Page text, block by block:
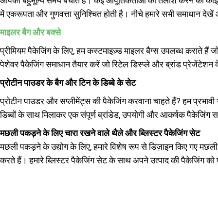
में एकरूपता और गुणवत्ता सुनिश्चित होती है। नीचे हमारे सभी समाधान
माइलर बैग और बक्से
प्रीमियम पैकेजिंग के लिए, हम कस्टमाइज़्ड माइलर बैग्स उपलब्ध कराते हैं
पेशेवर पैकेजिंग समाधान तैयार करें जो रिटेल डिस्प्ले और ब्रांड प्रेजेंटेशन
प्रोटीन पाउडर के बैग और टिन के डिब्बे के सेट
प्रोटीन पाउडर और सप्लीमेंट्स की पैकेजिंग करवाना चाहते हैं? हम
डिब्बों के साथ मिलाकर एक संपूर्ण ब्रांडेड, उपयोगी और आकर्षक पैकेजिंग
मछली पकड़ने के लिए चारा रखने वाले थैले और ब्लिस्टर पैकेजिंग सेट
मछली पकड़ने के उद्योग के लिए, हमारे विशेष रूप से डिज़ाइन किए गए
करते हैं। हमारे ब्लिस्टर पैकेजिंग सेट के साथ अपने उत्पाद की पैकेजिंग को